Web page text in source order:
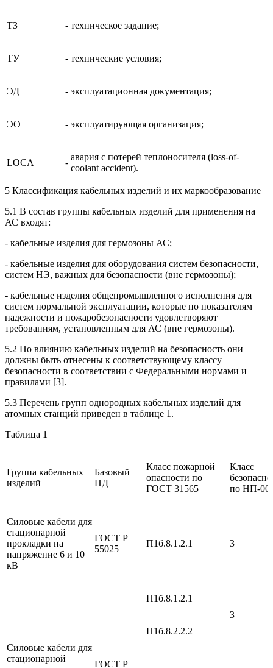
ТЗ - техническое задание;
ТУ - технические условия;
ЭД - эксплуатационная документация;
ЭО - эксплуатирующая организация;
LOCA -
авария с потерей теплоносителя (loss-of-
coolant accident).
5 Классификация кабельных изделий и их маркообразование
5.1 В состав группы кабельных изделий для применения на
АС входят:
- кабельные изделия для гермозоны АС;
- кабельные изделия для оборудования систем безопасности,
систем НЭ, важных для безопасности (вне гермозоны);
- кабельные изделия общепромышленного исполнения для
систем нормальной эксплуатации, которые по показателям
надежности и пожаробезопасности удовлетворяют
требованиям, установленным для АС (вне гермозоны).
5.2 По влиянию кабельных изделий на безопасность они
должны быть отнесены к соответствующему классу
безопасности в соответствии с Федеральными нормами и
правилами [3].
5.3 Перечень групп однородных кабельных изделий для
атомных станций приведен в таблице 1.
Таблица 1
Группа кабельных
изделий
Базовый
НД
Класс пожарной
опасности по
ГОСТ 31565
Класс
по НП-
Силовые кабели для
стационарной
прокладки на
напряжение 6 и 10
кВ
ГОСТ Р
55025
П1б.8.1.2.1 3
Силовые кабели для
стационарной
ГОСТ Р
П1б.8.1.2.1
3
П1б.8.2.2.2